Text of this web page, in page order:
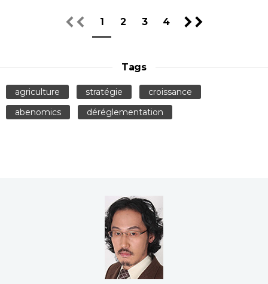
1 2 3 4
Tags
agriculture stratégie
croissance
abenomics
déréglementation